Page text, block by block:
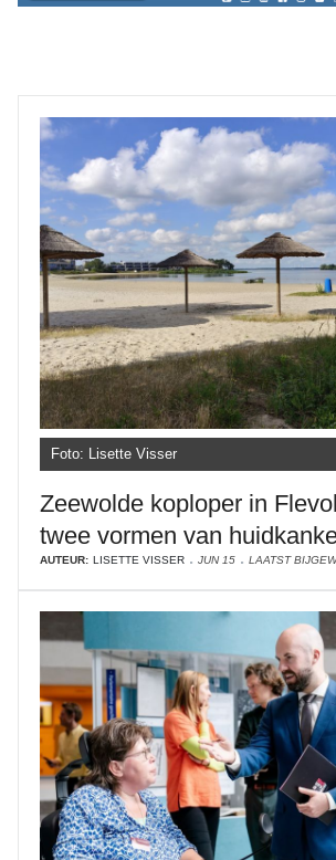
Foto: Lisette Visser
Zeewolde koploper in
twee vormen van
AUTEUR: LISETTE VISSER JUN 15 LAATST